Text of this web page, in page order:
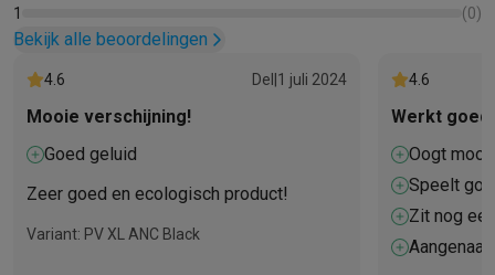
1
(0)
Bekijk alle beoordelingen
4.6 Del 1 juli 2024
Mooie verschijning!
Goed geluid
Zeer goed en ecologisch product!
Variant: PV XL ANC Black
4.6
Werkt goed
Oogt mooi
Speelt
Zit nog